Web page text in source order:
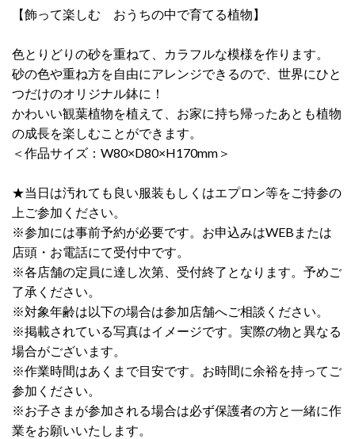
【飾って楽しむ おうちの中で育てる植物】
色とりどりの砂を重ねて、カラフルな模様を作ります。
砂の色や重ね方を自由にアレンジできるので、世界にひと
つだけのオリジナル鉢に！
かわいい観葉植物を植えて、お家に持ち帰ったあとも植物
の成長を楽しむことができます。
＜作品サイズ：W80×D80×H170mm＞
★当日は汚れても良い服装もしくはエプロン等をご持参の
上ご参加ください。
※参加には事前予約が必要です。お申込みはWEBまたは
店頭・お電話にて受付中です。
※各店舗の定員に達し次第、受付終了となります。予めご
了承ください。
※対象年齢は以下の場合は参加店舗へご相談ください。
※掲載されている写真はイメージです。実際の物と異なる
場合がございます。
※作業時間はあくまで目安です。お時間に余裕を持ってご
参加ください。
※お子さまが参加される場合は必ず保護者の方と一緒に作
業をお願いいたします。